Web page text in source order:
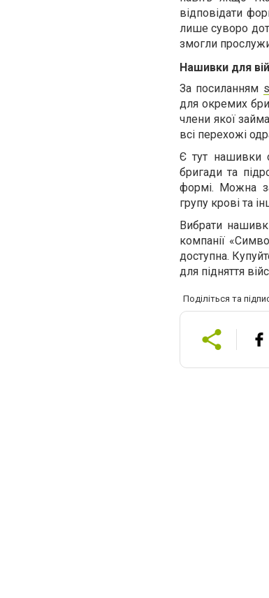
відповідати
лише суворо
змогли
Нашивки для
За посиланням
для окремих
члени якої
всі перехожі
Є тут нашивки
бригади та
формі. Можна
групу крові та
Вибрати
компанії
доступна.
для підняття
Поділіться та